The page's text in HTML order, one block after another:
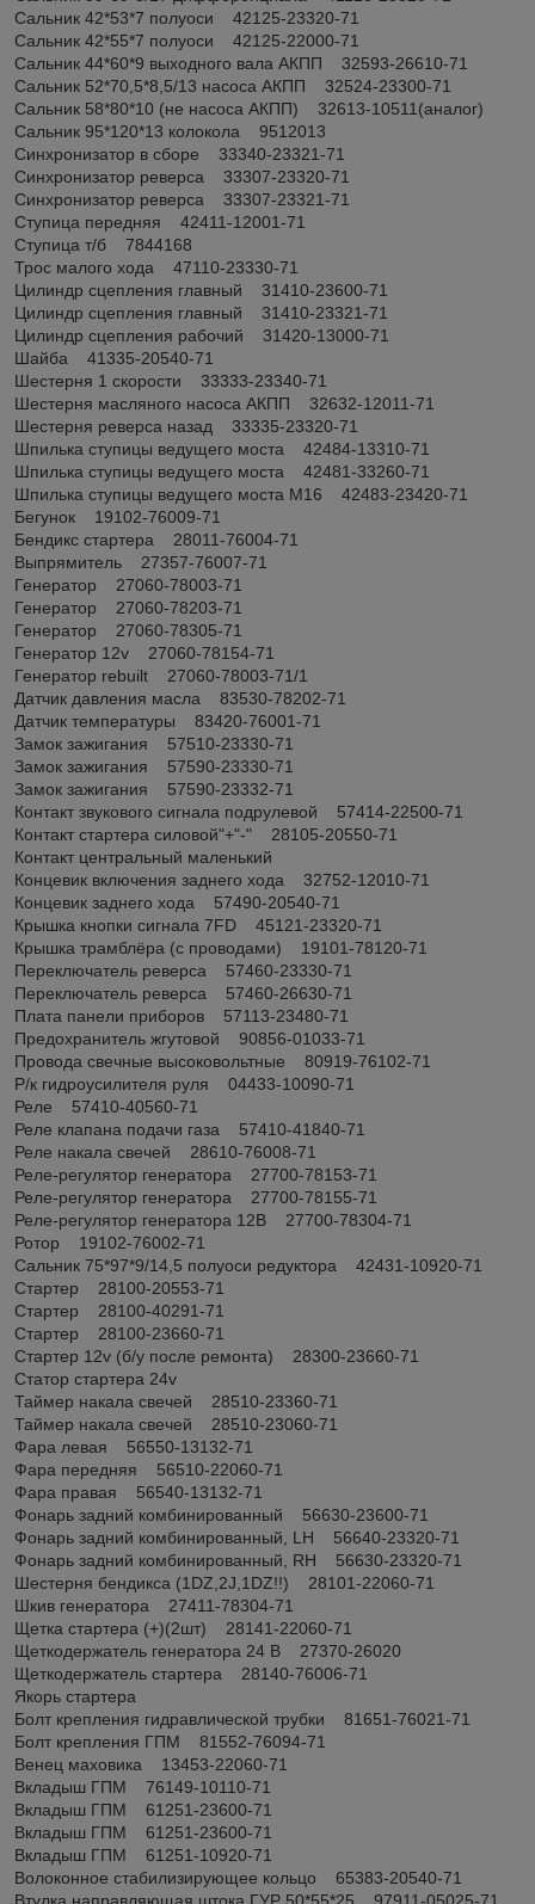
Сальник 42*53*7 полуоси 42125-23320-71
Сальник 42*55*7 полуоси 42125-22000-71
Сальник 44*60*9 выходного вала АКПП 32593-26610-71
Сальник 52*70,5*8,5/13 насоса АКПП 32524-23300-71
Сальник 58*80*10 (не насоса АКПП) 32613-10511(аналог)
Сальник 95*120*13 колокола 9512013
Синхронизатор в сборе 33340-23321-71
Синхронизатор реверса 33307-23320-71
Синхронизатор реверса 33307-23321-71
Ступица передняя 42411-12001-71
Ступица т/б 7844168
Трос малого хода 47110-23330-71
Цилиндр сцепления главный 31410-23600-71
Цилиндр сцепления главный 31410-23321-71
Цилиндр сцепления рабочий 31420-13000-71
Шайба 41335-20540-71
Шестерня 1 скорости 33333-23340-71
Шестерня масляного насоса АКПП 32632-12011-71
Шестерня реверса назад 33335-23320-71
Шпилька ступицы ведущего моста 42484-13310-71
Шпилька ступицы ведущего моста 42481-33260-71
Шпилька ступицы ведущего моста М16 42483-23420-71
Бегунок 19102-76009-71
Бендикс стартера 28011-76004-71
Выпрямитель 27357-76007-71
Генератор 27060-78003-71
Генератор 27060-78203-71
Генератор 27060-78305-71
Генератор 12v 27060-78154-71
Генератор rebuilt 27060-78003-71/1
Датчик давления масла 83530-78202-71
Датчик температуры 83420-76001-71
Замок зажигания 57510-23330-71
Замок зажигания 57590-23330-71
Замок зажигания 57590-23332-71
Контакт звукового сигнала подрулевой 57414-22500-71
Контакт стартера силовой"+"-" 28105-20550-71
Контакт центральный маленький
Концевик включения заднего хода 32752-12010-71
Концевик заднего хода 57490-20540-71
Крышка кнопки сигнала 7FD 45121-23320-71
Крышка трамблёра (с проводами) 19101-78120-71
Переключатель реверса 57460-23330-71
Переключатель реверса 57460-26630-71
Плата панели приборов 57113-23480-71
Предохранитель жгутовой 90856-01033-71
Провода свечные высоковольтные 80919-76102-71
Р/к гидроусилителя руля 04433-10090-71
Реле 57410-40560-71
Реле клапана подачи газа 57410-41840-71
Реле накала свечей 28610-76008-71
Реле-регулятор генератора 27700-78153-71
Реле-регулятор генератора 27700-78155-71
Реле-регулятор генератора 12В 27700-78304-71
Ротор 19102-76002-71
Сальник 75*97*9/14,5 полуоси редуктора 42431-10920-71
Стартер 28100-20553-71
Стартер 28100-40291-71
Стартер 28100-23660-71
Стартер 12v (б/у после ремонта) 28300-23660-71
Статор стартера 24v
Таймер накала свечей 28510-23360-71
Таймер накала свечей 28510-23060-71
Фара левая 56550-13132-71
Фара передняя 56510-22060-71
Фара правая 56540-13132-71
Фонарь задний комбинированный 56630-23600-71
Фонарь задний комбинированный, LH 56640-23320-71
Фонарь задний комбинированный, RH 56630-23320-71
Шестерня бендикса (1DZ,2J,1DZ!!) 28101-22060-71
Шкив генератора 27411-78304-71
Щетка стартера (+)(2шт) 28141-22060-71
Щеткодержатель генератора 24 В 27370-26020
Щеткодержатель стартера 28140-76006-71
Якорь стартера
Болт крепления гидравлической трубки 81651-76021-71
Болт крепления ГПМ 81552-76094-71
Венец маховика 13453-22060-71
Вкладыш ГПМ 76149-10110-71
Вкладыш ГПМ 61251-23600-71
Вкладыш ГПМ 61251-23600-71
Вкладыш ГПМ 61251-10920-71
Волоконное стабилизирующее кольцо 65383-20540-71
Втулка направляющая штока ГУР 50*55*25 97911-05025-71